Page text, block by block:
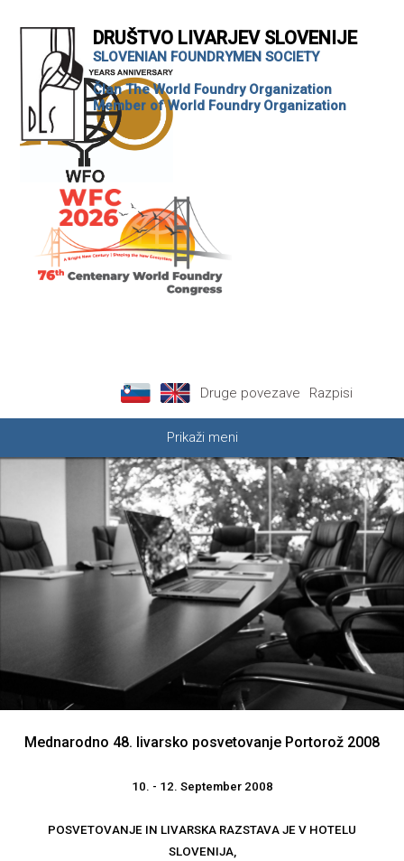
DRUŠTVO LIVARJEV SLOVENIJE
SLOVENIAN FOUNDRYMEN SOCIETY
Član The World Foundry Organization
Member of World Foundry Organization
Druge povezave Razpisi
Prikaži meni
Mednarodno 48. livarsko posvetovanje Portorož 2008
10. - 12. September 2008
POSVETOVANJE IN LIVARSKA RAZSTAVA JE V HOTELU
SLOVENIJA,